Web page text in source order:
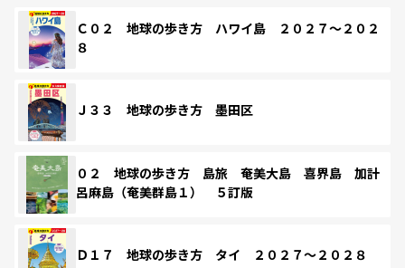
Ｃ０２ 地球の歩き方 ハワイ島 ２０２７～２０２
８
Ｊ３３ 地球の歩き方 墨田区
０２ 地球の歩き方 島旅 奄美大島 喜界島 加計
呂麻島（奄美群島１） ５訂版
Ｄ１７ 地球の歩き方 タイ ２０２７～２０２８